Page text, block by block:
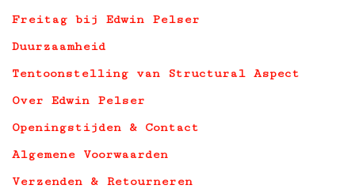
Freitag bij Edwin Pelser
Duurzaamheid
Tentoonstelling van Structural Aspect
Over Edwin Pelser
Openingstijden & Contact
Algemene Voorwaarden
Verzenden & Retourneren